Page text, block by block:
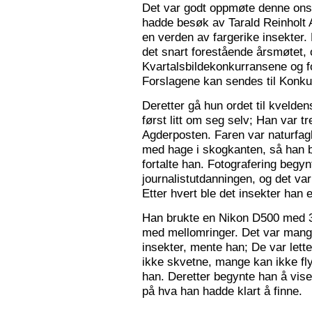
Det var godt oppmøte denne
hadde besøk av Tarald
en verden av fargerike
det snart forestående
Kvartalsbildekonkurransene og
Forslagene kan sendes til
Deretter gå hun ordet til
først litt om seg selv; Han var
Agderposten. Faren var
med hage i skogkanten, så han
fortalte han. Fotografering
journalistutdanningen, og det
Etter hvert ble det insekter han
Han brukte en Nikon D500
med mellomringer. Det var
insekter, mente han; De var
ikke skvetne, mange kan ikke
han. Deretter begynte han å
på hva han hadde klart å finne.